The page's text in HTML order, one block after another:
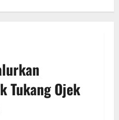
Tukang Ojek